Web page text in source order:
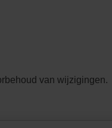
van wijzigingen.